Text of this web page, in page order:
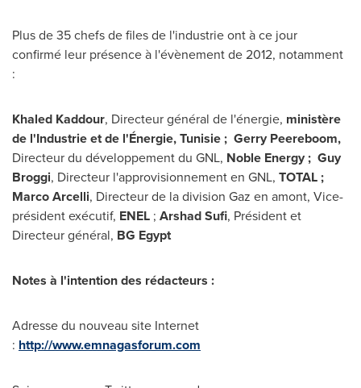
Plus de 35 chefs de files de l'industrie ont à ce jour
confirmé leur présence à l'évènement de 2012, notamment
:
Khaled Kaddour, Directeur général de l'énergie, ministère
de l'Industrie et de l'Énergie, Tunisie ; Gerry Peereboom,
Directeur du développement du GNL, Noble Energy ; Guy
Broggi, Directeur l'approvisionnement en GNL, TOTAL ;
Marco Arcelli, Directeur de la division Gaz en amont, Vice-
président exécutif, ENEL ; Arshad Sufi, Président et
Directeur général, BG Egypt
Notes à l'intention des rédacteurs :
Adresse du nouveau site Internet
: http://www.emnagasforum.com